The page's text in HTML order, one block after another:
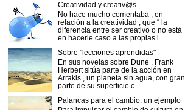
Creatividad y creativ@s
No hace mucho comentaba , en
relación a la creatividad , que “ la
diferencia entre ser creativo o no está
en hacerle caso a las propias i...
Sobre "lecciones aprendidas"
En sus novelas sobre Dune , Frank
Herbert sitúa parte de la acción en
Arrakis , un planeta sin agua, con gran
parte de su superficie c...
Palancas para el cambio: un ejemplo